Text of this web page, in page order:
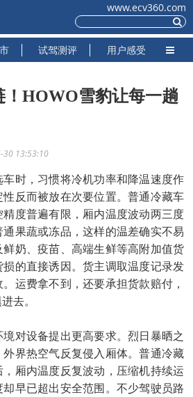
www.ecv360.com
试驾测评 用户感受
！HOWO雪豹让每一趟
30 13:53:10
时，习惯将冷机功率和降温速度作
反而被放在次要位置。普通冷藏车
度普遍有限，厢内温度波动两三度
果蔬或冻品，这样的温差确实不易
奶、疫苗、高端生鲜等高附加值货
的直接诱因。货主调取温度记录发
运费拿不到，还要承担货款赔付，
去。
对设备提出更高要求。烈日暴晒之
界热空气反复侵入厢体。普通冷藏
厢内温度反复波动，压缩机持续运
早已超出安全范围。不少驾驶员路